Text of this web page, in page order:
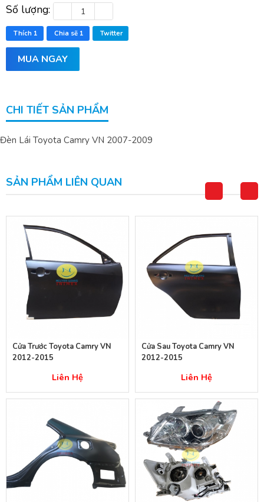
Số lượng:
Thích 1 Chia sẽ 1 Twitter
MUA NGAY
CHI TIẾT SẢN PHẨM
Đèn Lái Toyota Camry VN 2007-2009
SẢN PHẨM LIÊN QUAN
Cửa Trước Toyota Camry VN
2012-2015
Liên Hệ
Cửa Sau Toyota Camry VN
2012-2015
Liên Hệ